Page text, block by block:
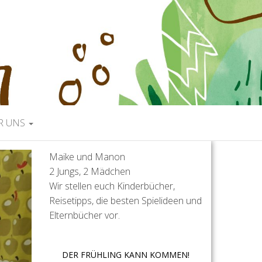
UNS
Maike und Manon
2 Jungs, 2 Mädchen
Wir stellen euch Kinderbücher,
Reisetipps, die besten Spielideen und
Elternbücher vor.
DER FRÜHLING KANN KOMMEN!